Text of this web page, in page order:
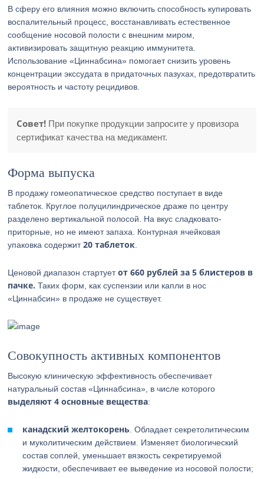
В сферу его влияния можно включить способность купировать
воспалительный процесс, восстанавливать естественное
сообщение носовой полости с внешним миром,
активизировать защитную реакцию иммунитета.
Использование «Циннабсина» помогает снизить уровень
концентрации экссудата в придаточных пазухах, предотвратить
вероятность и частоту рецидивов.
Совет! При покупке продукции запросите у провизора
сертификат качества на медикамент.
Форма выпуска
В продажу гомеопатическое средство поступает в виде
таблеток. Круглое полуцилиндрическое драже по центру
разделено вертикальной полосой. На вкус сладковато-
приторные, но не имеют запаха. Контурная ячейковая
упаковка содержит20 таблеток
Ценовой диапазон стартуетот 660 рублей за 5 блистеров в
пачке. Таких форм, как суспензии или капли в нос
«Циннабсин» в продаже не существует.
Совокупность активных компонентов
Высокую клиническую эффективность обеспечивает
натуральный состав «Циннабсина», в числе которого
выделяют 4 основные вещества:
канадский желтокорень . Обладает секретолитическим
и муколитическим действием. Изменяет биологический
состав соплей, уменьшает вязкость секретируемой
жидкости, обеспечивает ее выведение из носовой полости;